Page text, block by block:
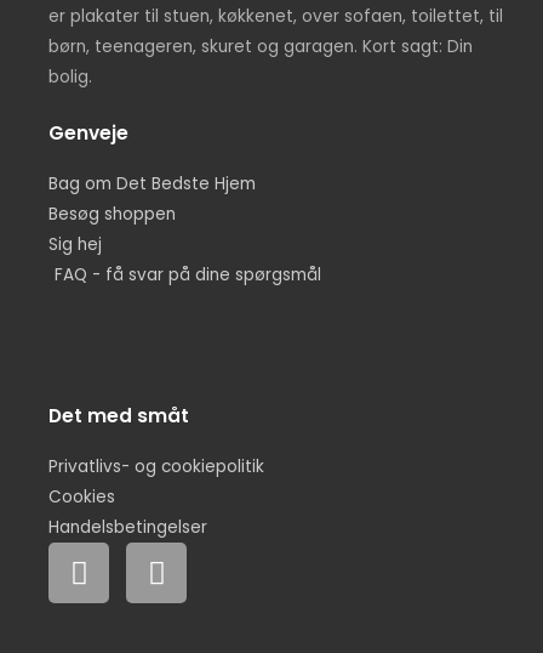
er plakater til stuen, køkkenet, over sofaen, toilettet, til
børn, teenageren, skuret og garagen. Kort sagt: Din
bolig.
Genveje
Bag om Det Bedste Hjem
Besøg shoppen
Sig hej
FAQ - få svar på dine spørgsmål
Det med småt
Privatlivs- og cookiepolitik
Cookies
Handelsbetingelser
F
a
c
I
n
s